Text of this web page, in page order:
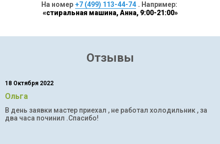
На номер +7 (499) 113-44-74 . Например:
«стиральная машина, Анна, 9:00-21:00»
Отзывы
18 Октября 2022
Ольга
В день заявки мастер приехал , не работал холодильник , за
два часа починил .Спасибо!